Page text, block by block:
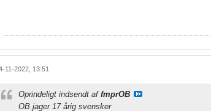
11-2022, 13:51
Oprindeligt indsendt af fmprOB
OB jager 17 årig svensker